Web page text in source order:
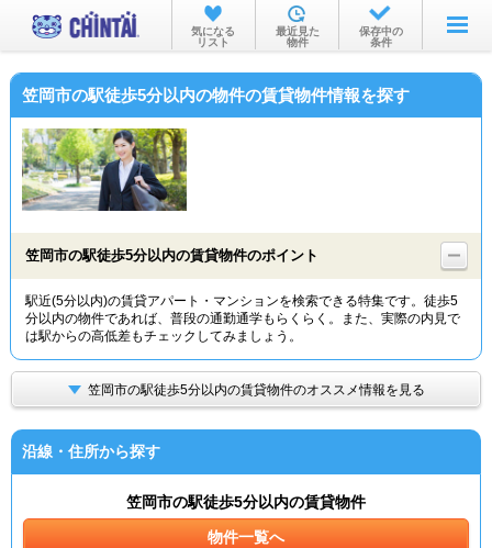
お部屋を探す
沿線・駅から
物件特集から
TOP
気になる
リスト
最近見た
物件
保存中の
条件
笠岡市の駅徒歩5分以内の物件の賃貸物件情報を探す
笠岡市の駅徒歩5分以内の賃貸物件のポイント
駅近(5分以内)の賃貸アパート・マンションを検索できる特集です。徒歩5
分以内の物件であれば、普段の通勤通学もらくらく。また、実際の内見で
は駅からの高低差もチェックしてみましょう。
笠岡市の駅徒歩5分以内の賃貸物件のオススメ情報を見る
沿線・住所から探す
笠岡市の駅徒歩5分以内の賃貸物件
物件一覧へ